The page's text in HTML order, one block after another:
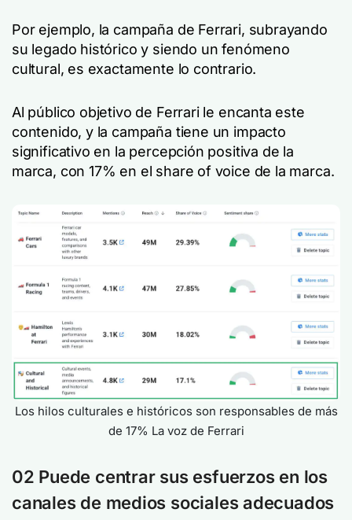
Por ejemplo, la campaña de Ferrari, subrayando
su legado histórico y siendo un fenómeno
cultural, es exactamente lo contrario.
Al público objetivo de Ferrari le encanta este
contenido, y la campaña tiene un impacto
significativo en la percepción positiva de la
marca, con 17% en el share of voice de la marca.
Los hilos culturales e históricos son responsables de más
de 17% La voz de Ferrari
02 Puede centrar sus esfuerzos en los
canales de medios sociales adecuados